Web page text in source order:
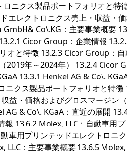
ニクス製品ポートフォリオと特
レクトロニクス売上・収益・価
Co\.KG：主要事業概要
Cicor Group：企業情報
オと特徴 13.2.3 Cicor Group：自
2019年～2024年） 13.2.4 Cicor
13.3.1 Henkel AG & Co\.
ニクス製品ポートフォリオと特徴
益・価格およびグロスマージン
& Co\. KGaA：直近の展開
13.6.2 Molex, LLC：自動車用
車用プリンテッドエレクトロニ
LLC：主要事業概要 13.6.5 Molex,